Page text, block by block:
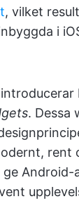
, vilket
i
. Dessa
rent
Android-